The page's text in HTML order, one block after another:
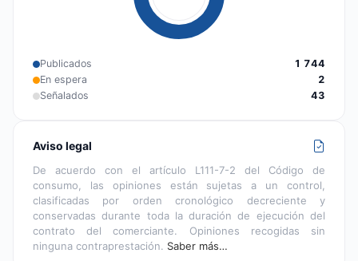
Publicados
1 744
En espera
2
Señalados
43
Aviso legal
De acuerdo con el artículo L111-7-2 del Código de
consumo, las opiniones están sujetas a un control,
clasificadas por orden cronológico decreciente y
conservadas durante toda la duración de ejecución del
contrato del comerciante. Opiniones recogidas sin
ninguna contraprestación. Saber más…